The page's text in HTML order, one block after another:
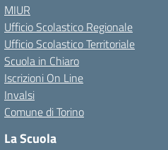
MIUR
Ufficio Scolastico Regionale
Ufficio Scolastico Territoriale
Scuola in Chiaro
Iscrizioni On Line
Invalsi
Comune di Torino
La Scuola